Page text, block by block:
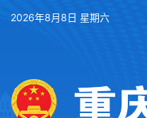
2026年8月8日 星期六